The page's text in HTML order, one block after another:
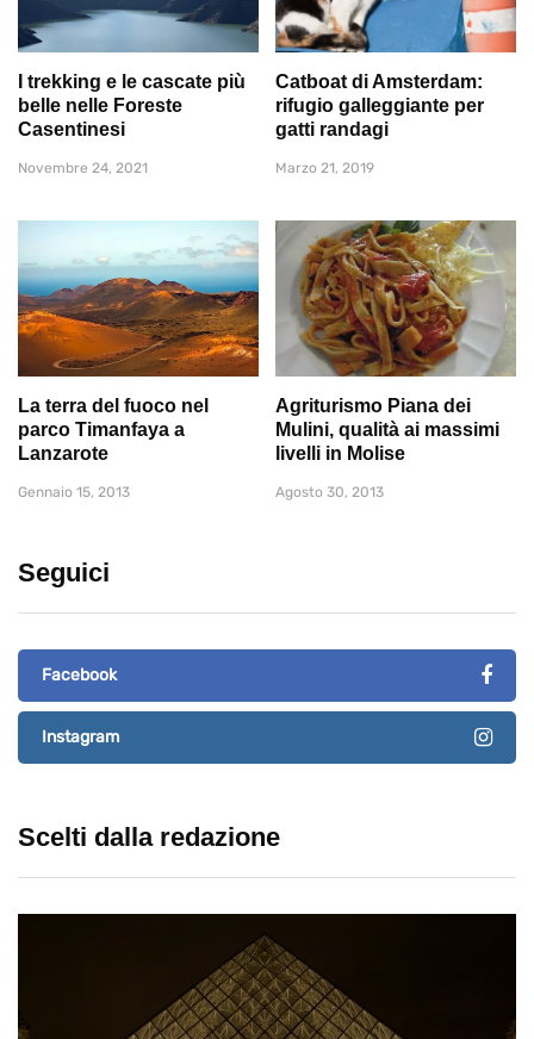
I trekking e le cascate più
belle nelle Foreste
Casentinesi
Novembre 24, 2021
Catboat di Amsterdam:
rifugio galleggiante per
gatti randagi
Marzo 21, 2019
La terra del fuoco nel
parco Timanfaya a
Lanzarote
Gennaio 15, 2013
Agriturismo Piana dei
Mulini, qualità ai massimi
livelli in Molise
Agosto 30, 2013
Seguici
Facebook
Instagram
Scelti dalla redazione